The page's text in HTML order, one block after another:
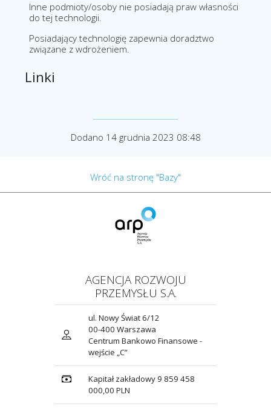
Inne podmioty/osoby nie posiadają praw własności
do tej technologii.
Posiadający technologię zapewnia doradztwo
związane z wdrożeniem.
Linki
Dodano 14 grudnia 2023 08:48
Wróć na stronę "Bazy"
AGENCJA ROZWOJU
PRZEMYSŁU S.A.
ul. Nowy Świat 6/12
00-400 Warszawa
Centrum Bankowo Finansowe -
wejście „C”
Kapitał zakładowy 9 859 458
000,00 PLN